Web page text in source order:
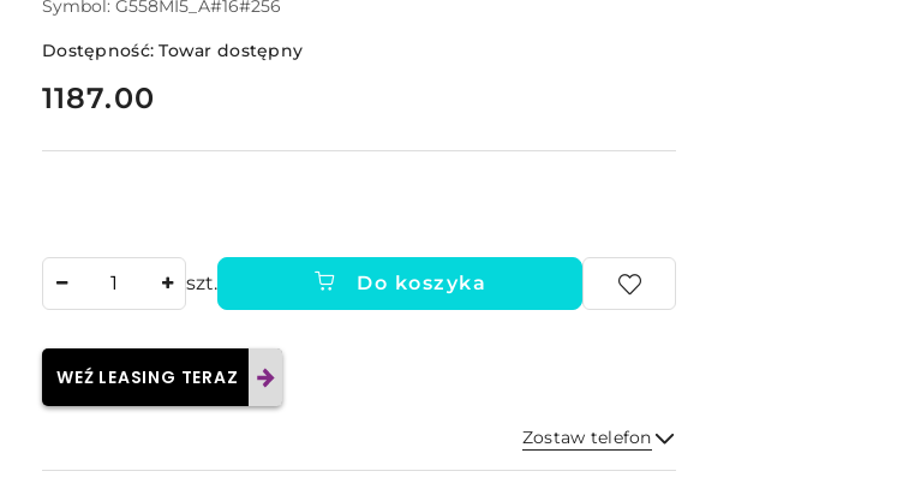
Symbol: G558MI5_A#16#256
Dostępność:Towar dostępny
cena:
1187.00
szt. Do koszyka
WEŹ LEASING TERAZ
Zostaw telefon
Wyślij